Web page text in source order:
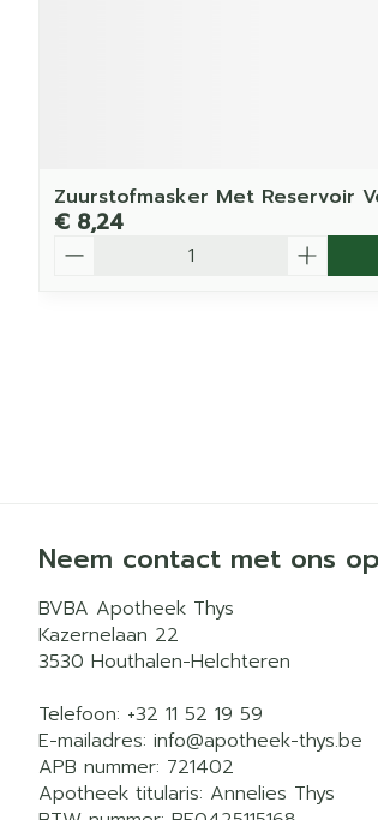
Zuurstofmasker Met Reservoir
€ 8,24
Neem contact met ons op
BVBA Apotheek Thys
Kazernelaan 22
3530 Houthalen-Helchteren
Telefoon: +32 11 52 19 59
E-mailadres: info@apotheek-thys.be
APB nummer: 721402
Apotheek titularis: Annelies Thys